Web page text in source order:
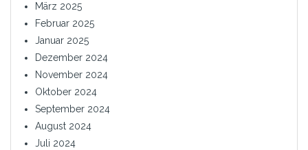
März 2025
Februar 2025
Januar 2025
Dezember 2024
November 2024
Oktober 2024
September 2024
August 2024
Juli 2024